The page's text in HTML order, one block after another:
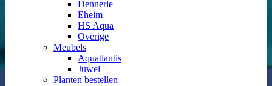
Dennerle
Eheim
HS Aqua
Overige
Meubels
Aquatlantis
Juwel
Planten bestellen